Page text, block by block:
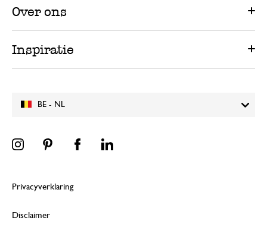
BE - NL
Over ons
Inspiratie
Privacyverklaring
Disclaimer